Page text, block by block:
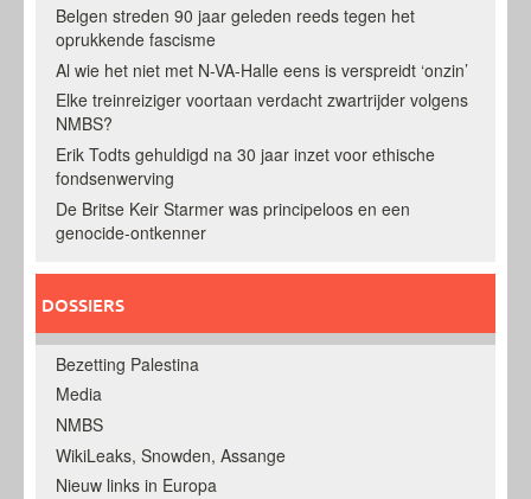
Belgen streden 90 jaar geleden reeds tegen het
oprukkende fascisme
Al wie het niet met N-VA-Halle eens is verspreidt ‘onzin’
Elke treinreiziger voortaan verdacht zwartrijder volgens
NMBS?
Erik Todts gehuldigd na 30 jaar inzet voor ethische
fondsenwerving
De Britse Keir Starmer was principeloos en een
genocide-ontkenner
DOSSIERS
Bezetting Palestina
Media
NMBS
WikiLeaks, Snowden, Assange
Nieuw links in Europa